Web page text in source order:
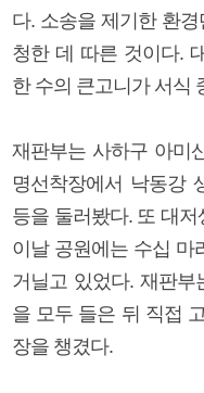
다. 소송을 제기한 환
청한 데 따른 것이다.
한 수의 큰고니가 서식
재판부는 사하구 아미
명선착장에서 낙동강
등을 둘러봤다. 또 대
이날 공원에는 수십 마
거닐고 있었다. 재판
을 모두 들은 뒤 직접
장을 챙겼다.